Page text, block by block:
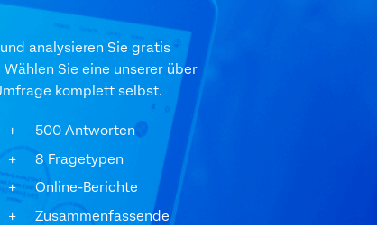
analysieren Sie gratis
Sie eine unserer über
komplett selbst.
500 Antworten
8 Fragetypen
Online-Berichte
Zusammenfassende